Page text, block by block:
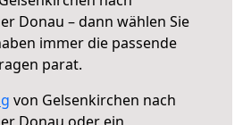
Donau – dann wählen Sie
immer die passende
parat.
von Gelsenkirchen nach